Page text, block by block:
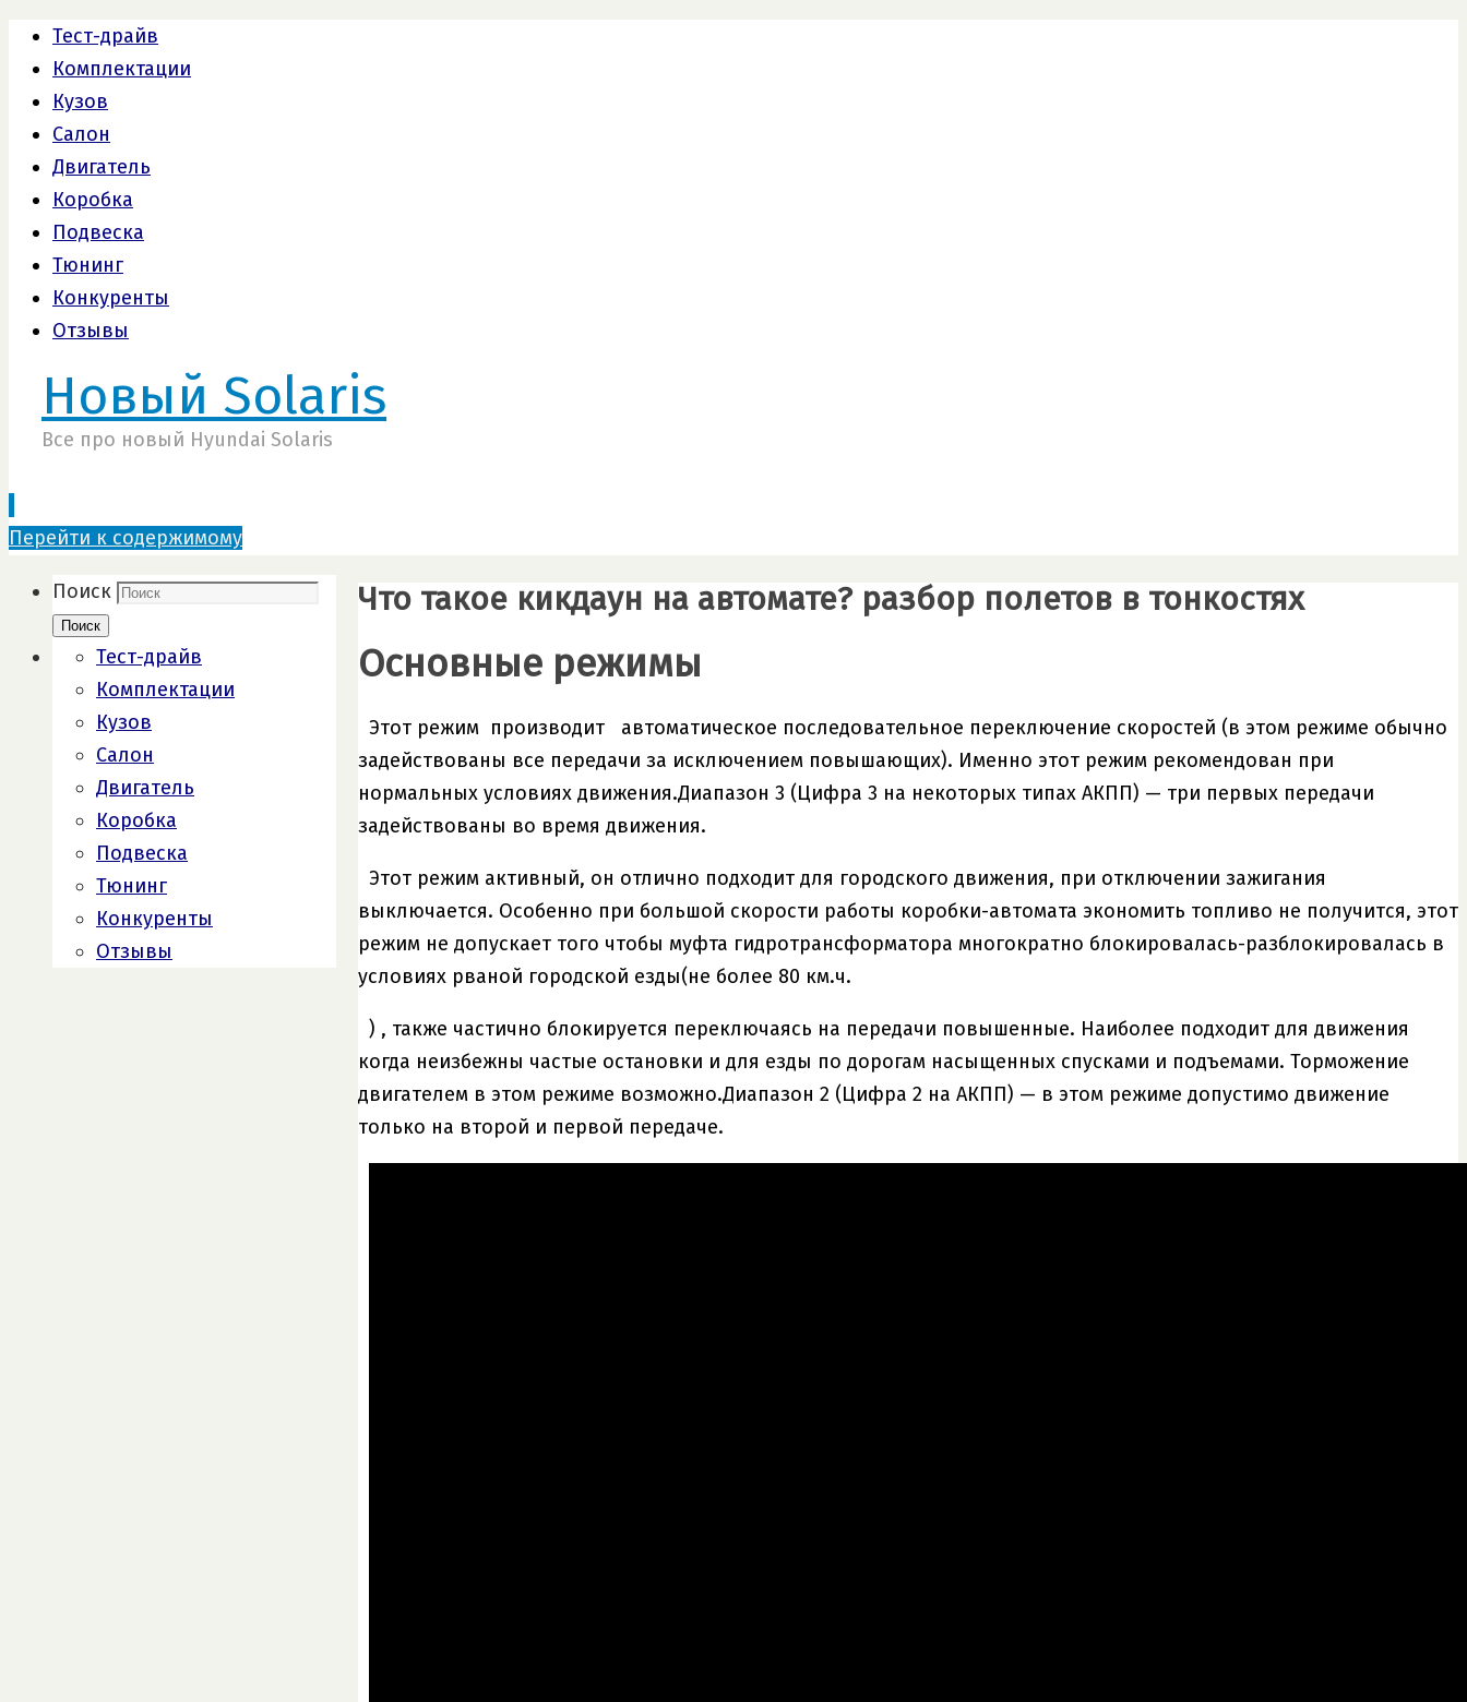
Тест-драйв
Комплектации
Кузов
Салон
Двигатель
Коробка
Подвеска
Тюнинг
Конкуренты
Отзывы
Новый Solaris
Все про новый Hyundai Solaris
Перейти к содержимому
Что такое кикдаун на автомате? разбор полетов в тонкостях
Основные режимы
Этот режим производит автоматическое последовательное переключение скоростей (в этом режиме обычно
задействованы все передачи за исключением повышающих). Именно этот режим рекомендован при
нормальных условиях движения.Диапазон 3 (Цифра 3 на некоторых типах АКПП) — три первых передачи
задействованы во время движения.
Этот режим активный, он отлично подходит для городского движения, при отключении зажигания
выключается. Особенно при большой скорости работы коробки-автомата экономить топливо не получится, этот
режим не допускает того чтобы муфта гидротрансформатора многократно блокировалась-разблокировалась в
условиях рваной городской езды(не более 80 км.ч.
) , также частично блокируется переключаясь на передачи повышенные. Наиболее подходит для движения
когда неизбежны частые остановки и для езды по дорогам насыщенных спусками и подъемами. Торможение
двигателем в этом режиме возможно.Диапазон 2 (Цифра 2 на АКПП) — в этом режиме допустимо движение
только на второй и первой передаче.
Поиск
Поиск
Тест-драйв
Комплектации
Кузов
Салон
Двигатель
Коробка
Подвеска
Тюнинг
Конкуренты
Отзывы